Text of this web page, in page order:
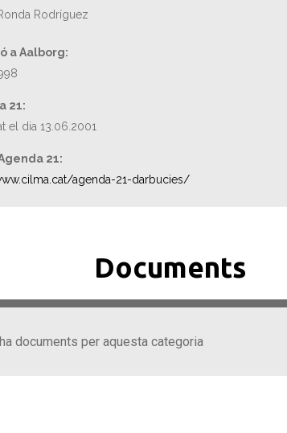
Rodríguez
a Aalborg:
21:
el dia 13.06.2001
21:
agenda-21-darbucies/
Documents
documents per aquesta categoria